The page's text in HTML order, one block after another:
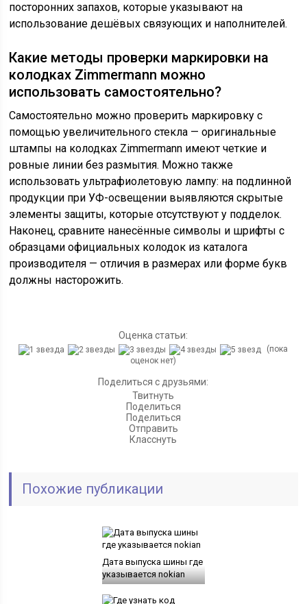
посторонних запахов, которые указывают на
использование дешёвых связующих и наполнителей.
Какие методы проверки маркировки на
колодках Zimmermann можно
использовать самостоятельно?
Самостоятельно можно проверить маркировку с
помощью увеличительного стекла — оригинальные
штампы на колодках Zimmermann имеют четкие и
ровные линии без размытия. Можно также
использовать ультрафиолетовую лампу: на подлинной
продукции при УФ-освещении выявляются скрытые
элементы защиты, которые отсутствуют у подделок.
Наконец, сравните нанесённые символы и шрифты с
образцами официальных колодок из каталога
производителя — отличия в размерах или форме букв
должны насторожить.
Оценка статьи:
(пока
оценок нет)
Поделиться с друзьями:
Твитнуть
Поделиться
Поделиться
Отправить
Класснуть
Похожие публикации
Дата выпуска шины где
указывается nokian